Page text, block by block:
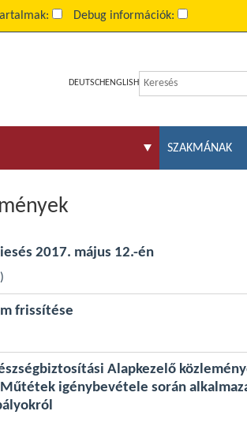
Debug információk:
DEUTSCH ENGLISH
SZAKMÁNAK
2017. május 12.-én
frissítése
Alapkezelő
igénybevétele során